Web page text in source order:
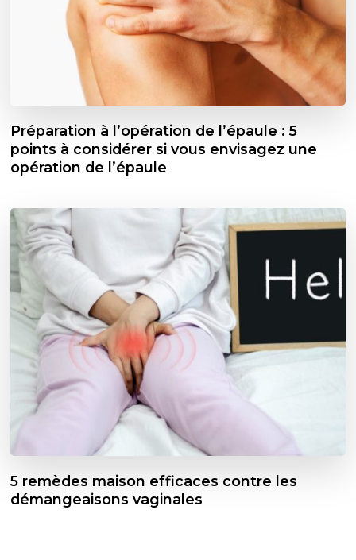
Préparation à l’opération de l’épaule : 5
points à considérer si vous envisagez une
opération de l’épaule
5 remèdes maison efficaces contre les
démangeaisons vaginales